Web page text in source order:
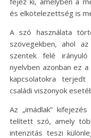
és elkötelezettség is
A szó használata
szövegekben, ahol
szentek felé
nyelvben azonban ez
kapcsolatokra terjedt
családi viszonyok
Az „imádlak”
telített szó, amely
intenzitás teszi